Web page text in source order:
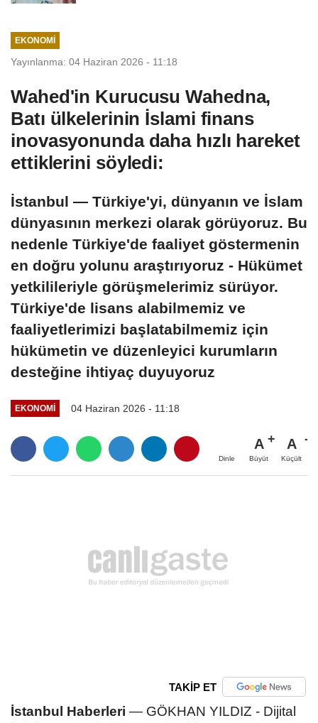
EKONOMI
Yayınlanma: 04 Haziran 2026 - 11:18
Wahed'in Kurucusu Wahedna,
Batı ülkelerinin İslami finans
inovasyonunda daha hızlı hareket
ettiklerini söyledi:
İstanbul — Türkiye'yi, dünyanın ve İslam
dünyasının merkezi olarak görüyoruz. Bu
nedenle Türkiye'de faaliyet göstermenin
en doğru yolunu araştırıyoruz - Hükümet
yetkilileriyle görüşmelerimiz sürüyor.
Türkiye'de lisans alabilmemiz ve
faaliyetlerimizi başlatabilmemiz için
hükümetin ve düzenleyici kurumların
desteğine ihtiyaç duyuyoruz
EKONOMI 04 Haziran 2026 - 11:18
Dinle
A
Büyüt
A
Küçült
TAKİP ET
İstanbul Haberleri — GÖKHAN YILDIZ - Dijital